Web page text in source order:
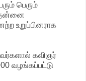
பெரும்
தன்னை
உறுப்பினராக
கவிஞர்
வழங்கப்பட்டு